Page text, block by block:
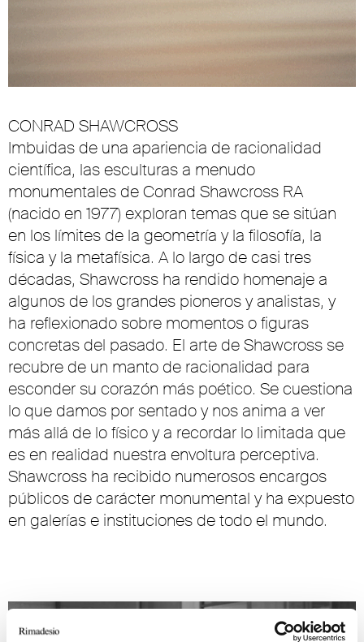
CONRAD SHAWCROSS
Imbuidas de una apariencia de racionalidad
científica, las esculturas a menudo
monumentales de Conrad Shawcross RA
(nacido en 1977) exploran temas que se sitúan
en los límites de la geometría y la filosofía, la
física y la metafísica. A lo largo de casi tres
décadas, Shawcross ha rendido homenaje a
algunos de los grandes pioneros y analistas, y
ha reflexionado sobre momentos o figuras
concretas del pasado. El arte de Shawcross se
recubre de un manto de racionalidad para
esconder su corazón más poético. Se cuestiona
lo que damos por sentado y nos anima a ver
más allá de lo físico y a recordar lo limitada que
es en realidad nuestra envoltura perceptiva.
Shawcross ha recibido numerosos encargos
públicos de carácter monumental y ha expuesto
en galerías e instituciones de todo el mundo.